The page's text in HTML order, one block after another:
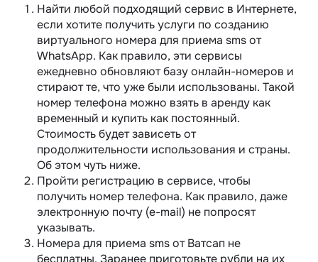
Найти любой подходящий сервис в Интернете,
если хотите получить услуги по созданию
виртуального номера для приема sms от
WhatsApp. Как правило, эти сервисы
ежедневно обновляют базу онлайн-номеров и
стирают те, что уже были использованы. Такой
номер телефона можно взять в аренду как
временный и купить как постоянный.
Стоимость будет зависеть от
продолжительности использования и страны.
Об этом чуть ниже.
Пройти регистрацию в сервисе, чтобы
получить номер телефона. Как правило, даже
электронную почту (e-mail) не попросят
указывать.
Номера для приема sms от Ватсап не
бесплатны. Заранее приготовьте рубли на их